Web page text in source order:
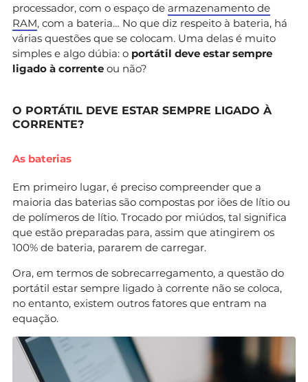
processador, com o espaço de armazenamento de
RAM, com a bateria… No que diz respeito à bateria, há
várias questões que se colocam. Uma delas é muito
simples e algo dúbia: o portátil deve estar sempre
ligado à corrente ou não?
O PORTÁTIL DEVE ESTAR SEMPRE LIGADO À
CORRENTE?
As baterias
Em primeiro lugar, é preciso compreender que a
maioria das baterias são compostas por iões de lítio ou
de polímeros de lítio. Trocado por miúdos, tal significa
que estão preparadas para, assim que atingirem os
100% de bateria, pararem de carregar.
Ora, em termos de sobrecarregamento, a questão do
portátil estar sempre ligado à corrente não se coloca,
no entanto, existem outros fatores que entram na
equação.